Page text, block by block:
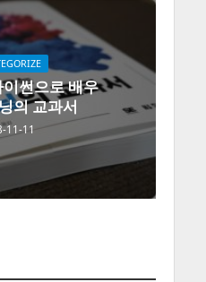
썬으로 배우
의 교과서
11-11